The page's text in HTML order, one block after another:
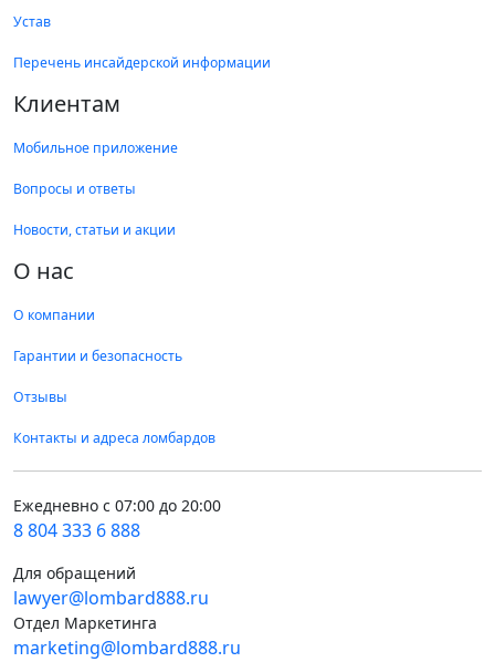
Устав
Перечень инсайдерской информации
Клиентам
Мобильное приложение
Вопросы и ответы
Новости, статьи и акции
О нас
О компании
Гарантии и безопасность
Отзывы
Контакты и адреса ломбардов
Ежедневно с 07:00 до 20:00
8 804 333 6 888
Для обращений
lawyer@lombard888.ru
Отдел Маркетинга
marketing@lombard888.ru